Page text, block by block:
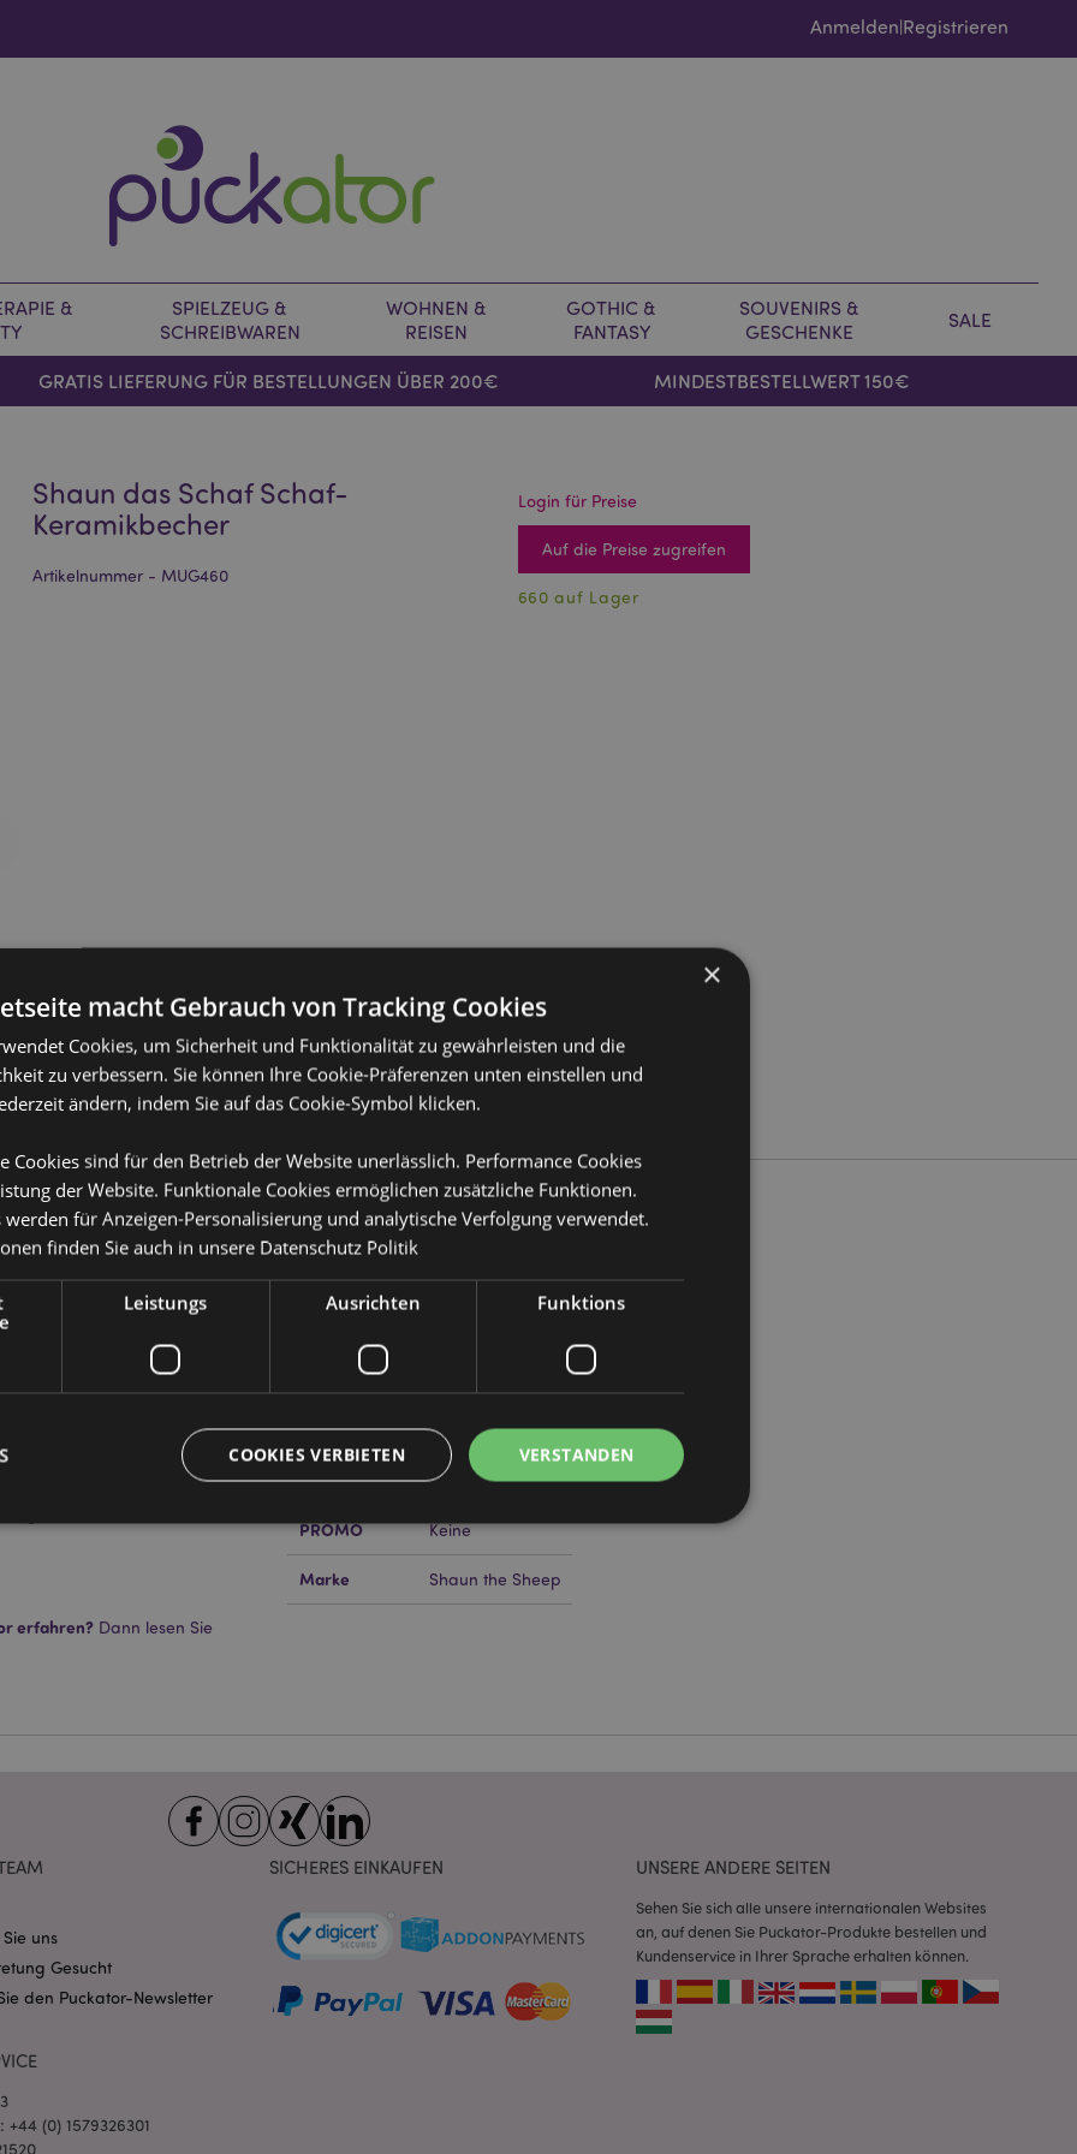
Anmelden|Registrieren
&
SPIELZEUG &
SCHREIBWAREN
WOHNEN &
REISEN
GOTHIC &
FANTASY
SOUVENIRS &
GESCHENKE
SALE
GRATIS LIEFERUNG FÜR BESTELLUNGEN ÜBER 200€ MINDESTBESTELLWERT 150€
Shaun das Schaf Schaf-
Keramikbecher
Artikelnummer - MUG460
Login für Preise
Auf die Preise zugreifen
660 auf Lager
erfahren? Dann lesen Sie
Produktattribute
Information
EAN-Nummer 5055071506635
Gewicht (kg)
IM SALE Keine
NEU Keine
PROMO Keine
Marke Shaun the Sheep
uns
Gesucht
den Puckator-Newsletter
(0) 1579326301
SICHERES EINKAUFEN UNSERE ANDERE SEITEN
Sehen Sie sich alle unsere internationalen Websites
an, auf denen Sie Puckator-Produkte bestellen und
Kundenservice in Ihrer Sprache erhalten können.
×
macht Gebrauch von Tracking Cookies
Cookies, um Sicherheit und Funktionalität zu gewährleisten und die
zu verbessern. Sie können Ihre Cookie-Präferenzen unten einstellen und
ändern, indem Sie auf das Cookie-Symbol klicken.
Cookies sind für den Betrieb der Website unerlässlich. Performance Cookies
der Website. Funktionale Cookies ermöglichen zusätzliche Funktionen.
werden für Anzeigen-Personalisierung und analytische Verfolgung verwendet.
finden Sie auch in unsere Datenschutz Politik
Leistungs Ausrichten Funktions
VERSTANDEN
COOKIES VERBIETEN
Ausrichten Funktions
ermöglichen Kernfunktionen der Website wie die Benutzeranmeldung und die Kontoverwaltung.
cookies kann die Website nicht richtig genutzt werden.
funktionieren.
Adobe Inc.
www.puckator.de
1 Tag
Dieses Cookie wird verwendet, um das
Zwischenspeichern von Inhalten im Browser zu
erleichtern und das Laden von Seiten zu
beschleunigen.
1 Tag 16
Stunden
Cookie, das von Anwendungen generiert wird, die
auf der PHP-Sprache basieren. Dies ist eine
allgemeine Kennung, die zum Verwalten von
Normalerweise handelt es sich um eine zufällig
generierte Zahl. Die Art und Weise, wie sie
verwendet wird, kann für die Site spezifisch sein.
Ein gutes Beispiel ist jedoch die Beibehaltung des
www.puckator.de